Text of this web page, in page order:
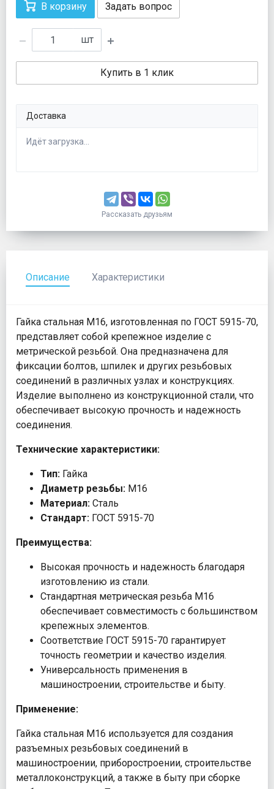
В корзину Задать вопрос
шт
Купить в 1 клик
Доставка
Идёт загрузка...
Рассказать друзьям
Описание Характеристики
Гайка стальная М16, изготовленная по ГОСТ 5915-70,
представляет собой крепежное изделие с
метрической резьбой. Она предназначена для
фиксации болтов, шпилек и других резьбовых
соединений в различных узлах и конструкциях.
Изделие выполнено из конструкционной стали, что
обеспечивает высокую прочность и надежность
соединения.
Технические характеристики:
Тип: Гайка
Диаметр резьбы: М16
Материал: Сталь
Стандарт: ГОСТ 5915-70
Преимущества:
Высокая прочность и надежность благодаря
изготовлению из стали.
Стандартная метрическая резьба М16
обеспечивает совместимость с большинством
крепежных элементов.
Соответствие ГОСТ 5915-70 гарантирует
точность геометрии и качество изделия.
Универсальность применения в
машиностроении, строительстве и быту.
Применение:
Гайка стальная М16 используется для создания
разъемных резьбовых соединений в
машиностроении, приборостроении, строительстве
металлоконструкций, а также в быту при сборке